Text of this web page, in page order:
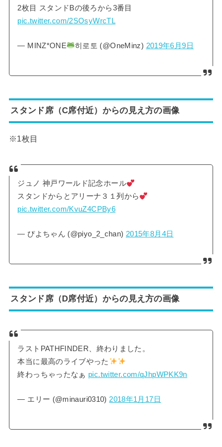
2枚目 スタンドBの後ろから3番目
pic.twitter.com/2SOsyWrcTL
— MINZ*ONE 히로토 (@OneMinz) 2019年6月9日
スタンド席（C席付近）からの見え方の画像
※1枚目
ジュノ 神戸ワールド記念ホール
スタンドからとアリーナ３１列から
pic.twitter.com/KvuZ4CPBy6
— ぴよちゃん (@piyo_2_chan) 2015年8月4日
スタンド席（D席付近）からの見え方の画像
ラストPATHFINDER、終わりました。
本当に最高のライブやった
終わっちゃったなぁ pic.twitter.com/qJhpWPKK9n
— エリー (@minauri0310) 2018年1月17日